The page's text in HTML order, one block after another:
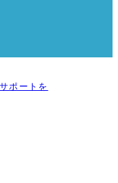
ポートを